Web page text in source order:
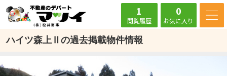
1
閲覧履歴
0
お気に入り
ハイツ森上Ⅱの過去掲載物件情報